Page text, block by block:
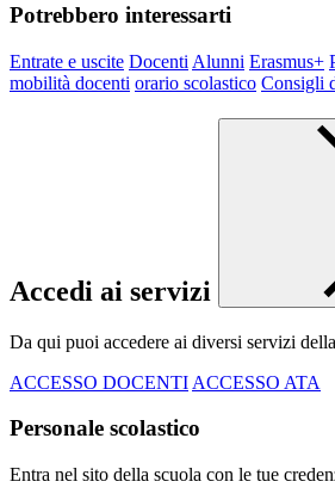
Potrebbero interessarti
Entrate e uscite Docenti Alunni Erasmus+
mobilità docenti orario scolastico Consigli
Accedi ai servizi
Da qui puoi accedere ai diversi servizi
ACCESSO DOCENTI ACCESSO ATA
Personale scolastico
Entra nel sito della scuola con le tue